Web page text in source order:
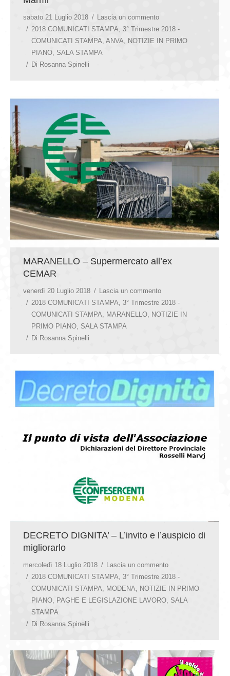
sabato 21 Luglio 2018
Lascia un commento
2018 COMUNICATI STAMPA 3° Trimestre 2018 -
COMUNICATI STAMPA ANVA
NOTIZIE IN PRIMO
PIANO SALA STAMPA
Di Rosanna Spinelli
MARANELLO – Supermercato all’ex
CEMAR
venerdì 20 Luglio 2018
Lascia un commento
2018 COMUNICATI STAMPA, 3° Trimestre 2018 -
COMUNICATI STAMPA, MARANELLO, NOTIZIE IN
PRIMO PIANO, SALA STAMPA
Di Rosanna Spinelli
DECRETO DIGNITA’ – L’invito e l’auspicio di
migliorarlo
mercoledì 18 Luglio 2018
Lascia un commento
2018 COMUNICATI STAMPA
3° Trimestre 2018 -
COMUNICATI STAMPA
MODENA
NOTIZIE IN PRIMO
PIANO PAGHE E LEGISLAZIONE LAVORO SALA
STAMPA
Di Rosanna Spinelli